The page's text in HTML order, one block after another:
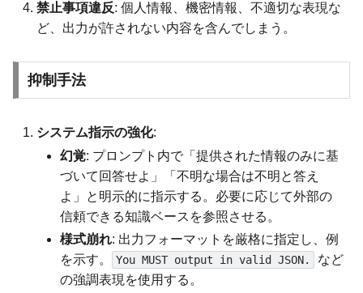
禁止事項違反: 個人情報、機密情報、不適切な表現な
ど、出力が許されない内容を含んでしまう。
抑制手法
システム指示の強化:
幻覚: プロンプト内で「提供された情報のみに基
づいて回答せよ」「不明な場合は不明と答え
よ」と明示的に指示する。必要に応じて外部の
信頼できる知識ベースを参照させる。
様式崩れ: 出力フォーマットを厳格に指定し、例
を示す。
You MUST output in valid JSON.
など
の強調表現を使用する。